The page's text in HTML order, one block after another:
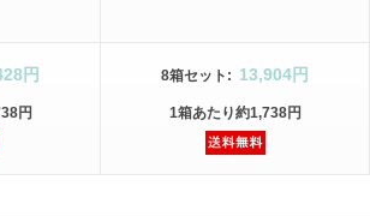
円
円
8箱セット : 13,904円
1箱あたり約1,738円